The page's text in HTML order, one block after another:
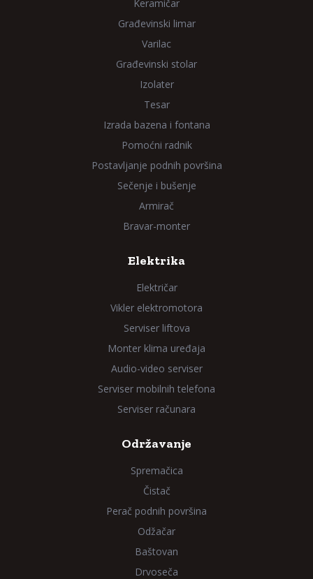
Keramičar
Građevinski limar
Varilac
Građevinski stolar
Izolater
Tesar
Izrada bazena i fontana
Pomoćni radnik
Postavljanje podnih površina
Sečenje i bušenje
Armirač
Bravar-monter
Elektrika
Električar
Vikler elektromotora
Serviser liftova
Monter klima uređaja
Audio-video serviser
Serviser mobilnih telefona
Serviser računara
Održavanje
Spremačica
Čistač
Perač podnih površina
Odžačar
Baštovan
Drvoseča